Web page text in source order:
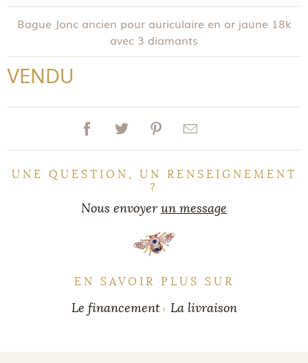
Bague Jonc ancien pour auriculaire en or jaune 18k
avec 3 diamants
VENDU
UNE QUESTION, UN RENSEIGNEMENT
?
Nous envoyerun message
EN SAVOIR PLUS SUR
Le financement La livraison